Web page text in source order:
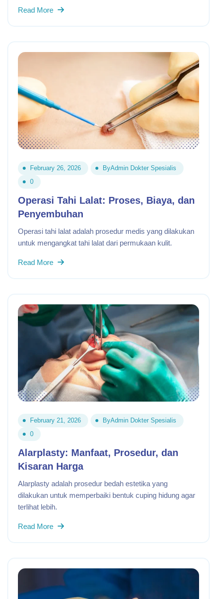
Read More
February 26, 2026 ByAdmin Dokter Spesialis
0
Operasi Tahi Lalat: Proses, Biaya, dan
Penyembuhan
Operasi tahi lalat adalah prosedur medis yang dilakukan
untuk mengangkat tahi lalat dari permukaan kulit.
Read More
February 21, 2026 ByAdmin Dokter Spesialis
0
Alarplasty: Manfaat, Prosedur, dan
Kisaran Harga
Alarplasty adalah prosedur bedah estetika yang
dilakukan untuk memperbaiki bentuk cuping hidung agar
terlihat lebih.
Read More